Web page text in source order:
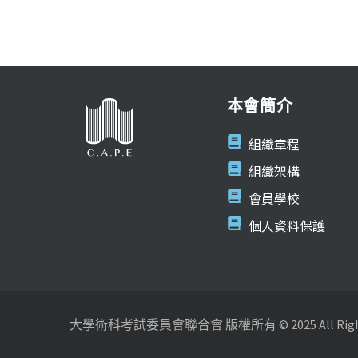
本會簡介
組織章程
組織架構
會員學校
個人資料保護
大學術科考試委員會聯合會 版權所有 © 2025 All